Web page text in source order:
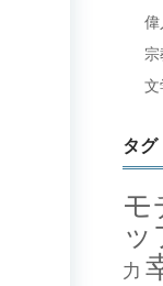
偉
宗
文
タグ
モ
ッ
力